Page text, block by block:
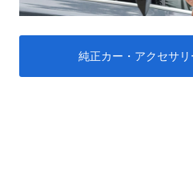
純正カー・アクセサ